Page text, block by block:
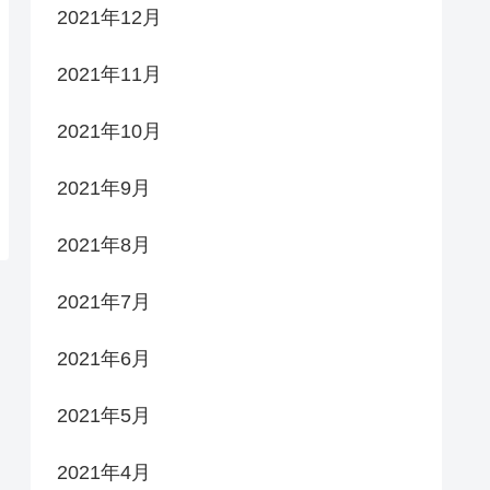
2021年12月
2021年11月
2021年10月
2021年9月
2021年8月
2021年7月
2021年6月
2021年5月
2021年4月